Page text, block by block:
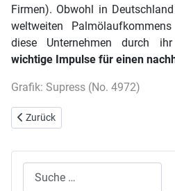
Firmen). Obwohl in
weltweiten
diese Unternehmen durch
wichtige Impulse für einen
Grafik: Supress (No. 4972)
Vorheriger Beitrag: Alternative
Zurück
Suchen